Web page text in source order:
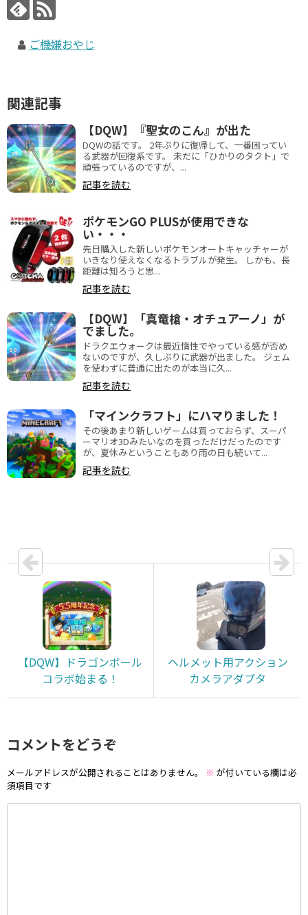
ご機嫌おやじ
関連記事
【DQW】『聖女のこん』が出た
DQWの話です。 2年ぶりに復帰して、一番困ってい
る武器が回復系です。 未だに「ひかりのタクト」で
頑張っているのですが、...
記事を読む
ポケモンGO PLUSが使用できな
い・・・
先日購入した新しいポケモンオートキャッチャーが
いきなり使えなくなるトラブルが発生。 しかも、長
距離は知ろうと思...
記事を読む
【DQW】「真竜槍・オチュアーノ」が
でました。
ドラクエウォークは最近惰性でやっている感が否め
ないのですが、久しぶりに武器が出ました。 ジェム
を使わずに普通に出たのが本当に久...
記事を読む
「マインクラフト」にハマりました！
その後あまり新しいゲームは買っておらず、スーパ
ーマリオ3Dみたいなのを買っただけだったのです
が、夏休みということもあり雨の日も続いて...
記事を読む
【DQW】ドラゴンボール
コラボ始まる！
ヘルメット用アクション
カメラアダプタ
コメントをどうぞ
メールアドレスが公開されることはありません。 ※ が付いている欄は必
須項目です